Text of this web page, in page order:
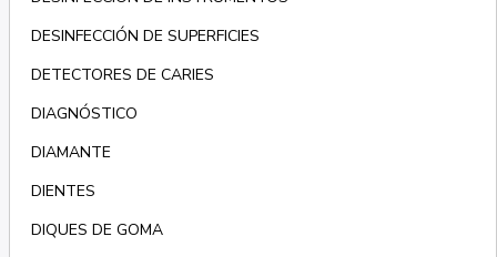
DESINFECCIÓN DE SUPERFICIES
DETECTORES DE CARIES
DIAGNÓSTICO
DIAMANTE
DIENTES
DIQUES DE GOMA